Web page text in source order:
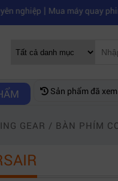
máy quay phim hd giá rẻ
Sản phẩm đã xem
GEAR / BÀN PHÍM